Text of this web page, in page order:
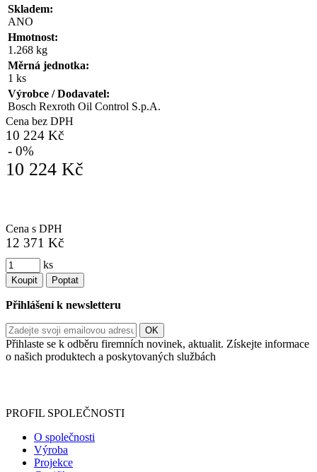
Skladem:
ANO
Hmotnost:
1.268 kg
Měrná jednotka:
1 ks
Výrobce / Dodavatel:
Bosch Rexroth Oil Control S.p.A.
Cena bez DPH
10 224 Kč
- 0%
10 224 Kč
Cena s DPH
12 371 Kč
ks
Koupit Poptat
Přihlášení k newsletteru
Přihlaste se k odběru firemních novinek, aktualit. Získejte informace
o našich produktech a poskytovaných službách
PROFIL SPOLEČNOSTI
O společnosti
Výroba
Projekce